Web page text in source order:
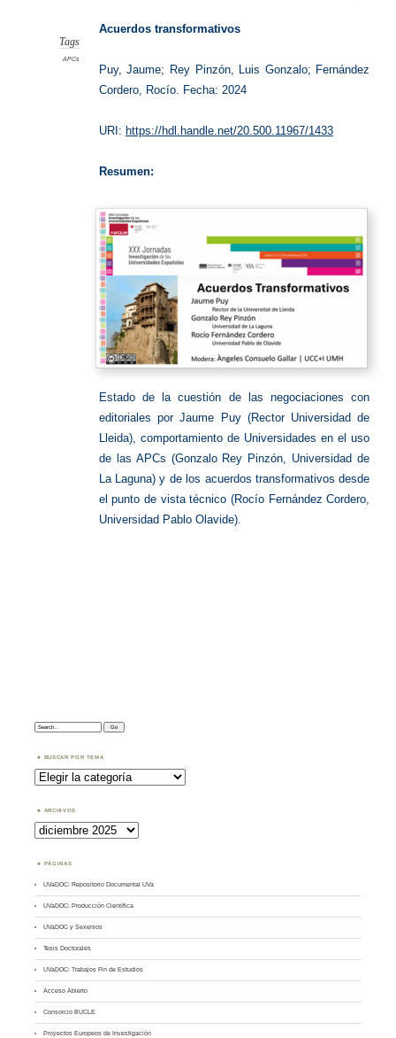
Tags
APCs
Acuerdos transformativos
Puy, Jaume; Rey Pinzón, Luis Gonzalo; Fernández
Cordero, Rocío. Fecha: 2024
URI: https://hdl.handle.net/20.500.11967/1433
Resumen:
Estado de la cuestión de las negociaciones con
editoriales por Jaume Puy (Rector Universidad de
Lleida), comportamiento de Universidades en el uso
de las APCs (Gonzalo Rey Pinzón, Universidad de
La Laguna) y de los acuerdos transformativos desde
el punto de vista técnico (Rocío Fernández Cordero,
Universidad Pablo Olavide).
Search:
BUSCAR POR TEMA
Buscar
por
Tema
ARCHIVOS
Archivos
PÁGINAS
UVaDOC: Repositorio Documental UVa
UVaDOC: Producción Científica
UVaDOC y Sexenios
Tesis Doctorales
UVaDOC: Trabajos Fin de Estudios
Acceso Abierto
Consorcio BUCLE
Proyectos Europeos de Investigación